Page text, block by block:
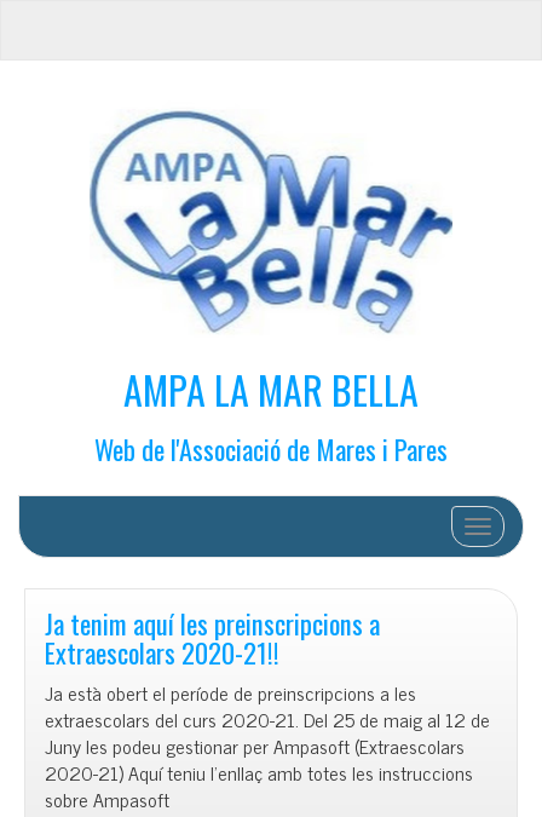
AMPA LA MAR BELLA
Web de l'Associació de Mares i Pares
Cambiar
Ja tenim aquí les preinscripcions a
Extraescolars 2020-21!!
Ja està obert el període de preinscripcions a les
extraescolars del curs 2020-21. Del 25 de maig al 12 de
Juny les podeu gestionar per Ampasoft (Extraescolars
2020-21) Aquí teniu l’enllaç amb totes les instruccions
sobre Ampasoft